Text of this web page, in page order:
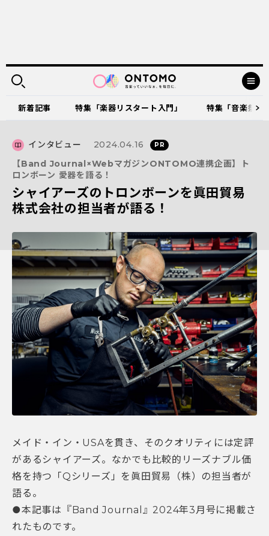
新着記事 特集「楽器リスタート入門」 特集「音楽祭
インタビュー
2024.04.16
【Band Journal×WebマガジンONTOMO連携企画】ト
ロンボーン 愛器を語る！
シャイアーズのトロンボーンを眞田貿易
株式会社の担当者が語る！
メイド・イン・USAを貫き、そのクオリティには定評
があるシャイアーズ。なかでも比較的リーズナブル価
格を持つ「Qシリーズ」を眞田貿易（株）の担当者が
語る。
●本記事は『Band Journal』2024年3月号に掲載さ
れたものです。